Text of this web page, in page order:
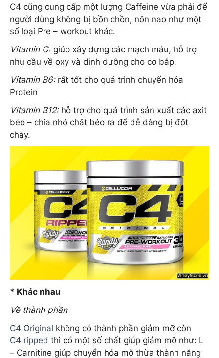
C4 cũng cung cấp một lượng Caffeine vừa phải để
người dùng không bị bồn chồn, nôn nao như một
số loại Pre – workout khác.
Vitamin C:giúp xây dựng các mạch máu, hỗ trợ
nhu cầu về oxy và dinh dưỡng cho cơ bắp.
Vitamin B6:rất tốt cho quá trình chuyển hóa
Protein
Vitamin B12:hỗ trợ cho quá trình sản xuất các axit
béo – chia nhỏ chất béo ra để dễ dàng bị đốt
cháy.
* Khác nhau
Về thành phần
C4 Original không có thành phần giảm mỡ còn
C4 ripped thì có một số chất giúp giảm mỡ như: L
– Carnitine giúp chuyển hóa mỡ thừa thành năng